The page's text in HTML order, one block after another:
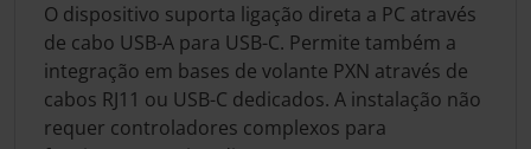
O dispositivo suporta ligação direta a PC através
de cabo USB-A para USB-C. Permite também a
integração em bases de volante PXN através de
cabos RJ11 ou USB-C dedicados. A instalação não
requer controladores complexos para